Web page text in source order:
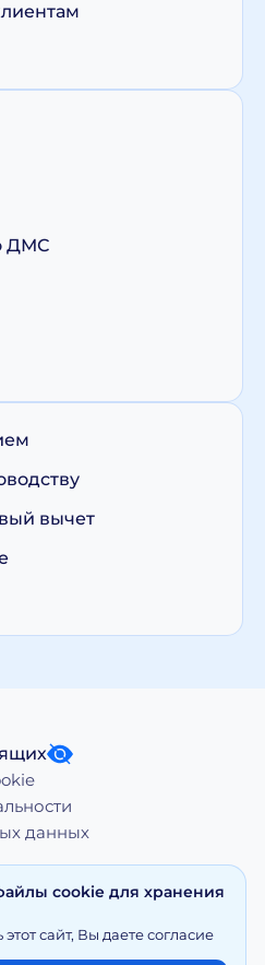
ДМС
вычет
данных
размещенных на moy-
с письменного разрешения
cookie для хранения
сайт, Вы даете согласие